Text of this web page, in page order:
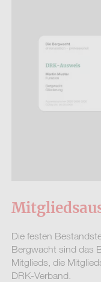
Die festen
Bergwacht sind das
Mitglieds, die
DRK-Verband.